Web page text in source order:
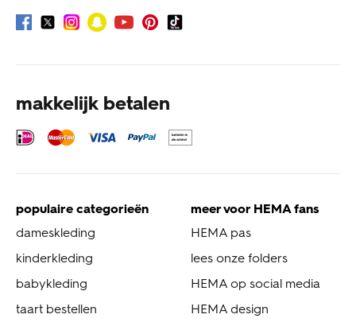
makkelijk betalen
populaire categorieën
dameskleding
kinderkleding
babykleding
taart bestellen
meer voor HEMA fans
HEMA pas
lees onze folders
HEMA op social media
HEMA design